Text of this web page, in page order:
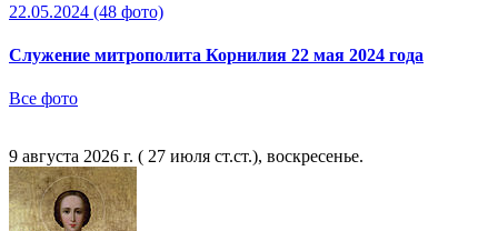
22.05.2024 (48 фото)
Служение митрополита Корнилия 22 мая 2024 года
Все фото
9 августа 2026 г. ( 27 июля ст.ст.), воскресенье.